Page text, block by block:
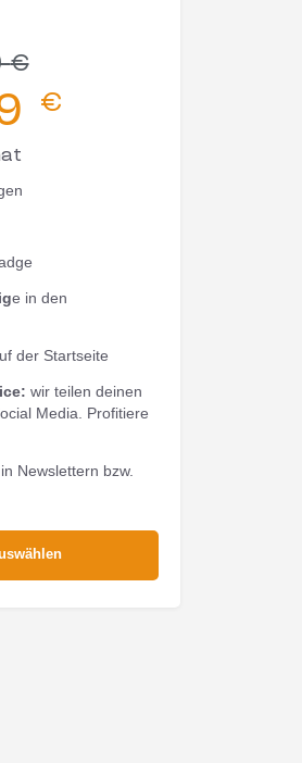
€
€
e in den
der Startseite
wir teilen deinen
Media. Profitiere
Newslettern bzw.